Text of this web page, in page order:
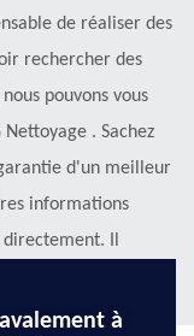
de réaliser des
rechercher des
pouvons vous
. Sachez
d'un meilleur
informations
Il
à